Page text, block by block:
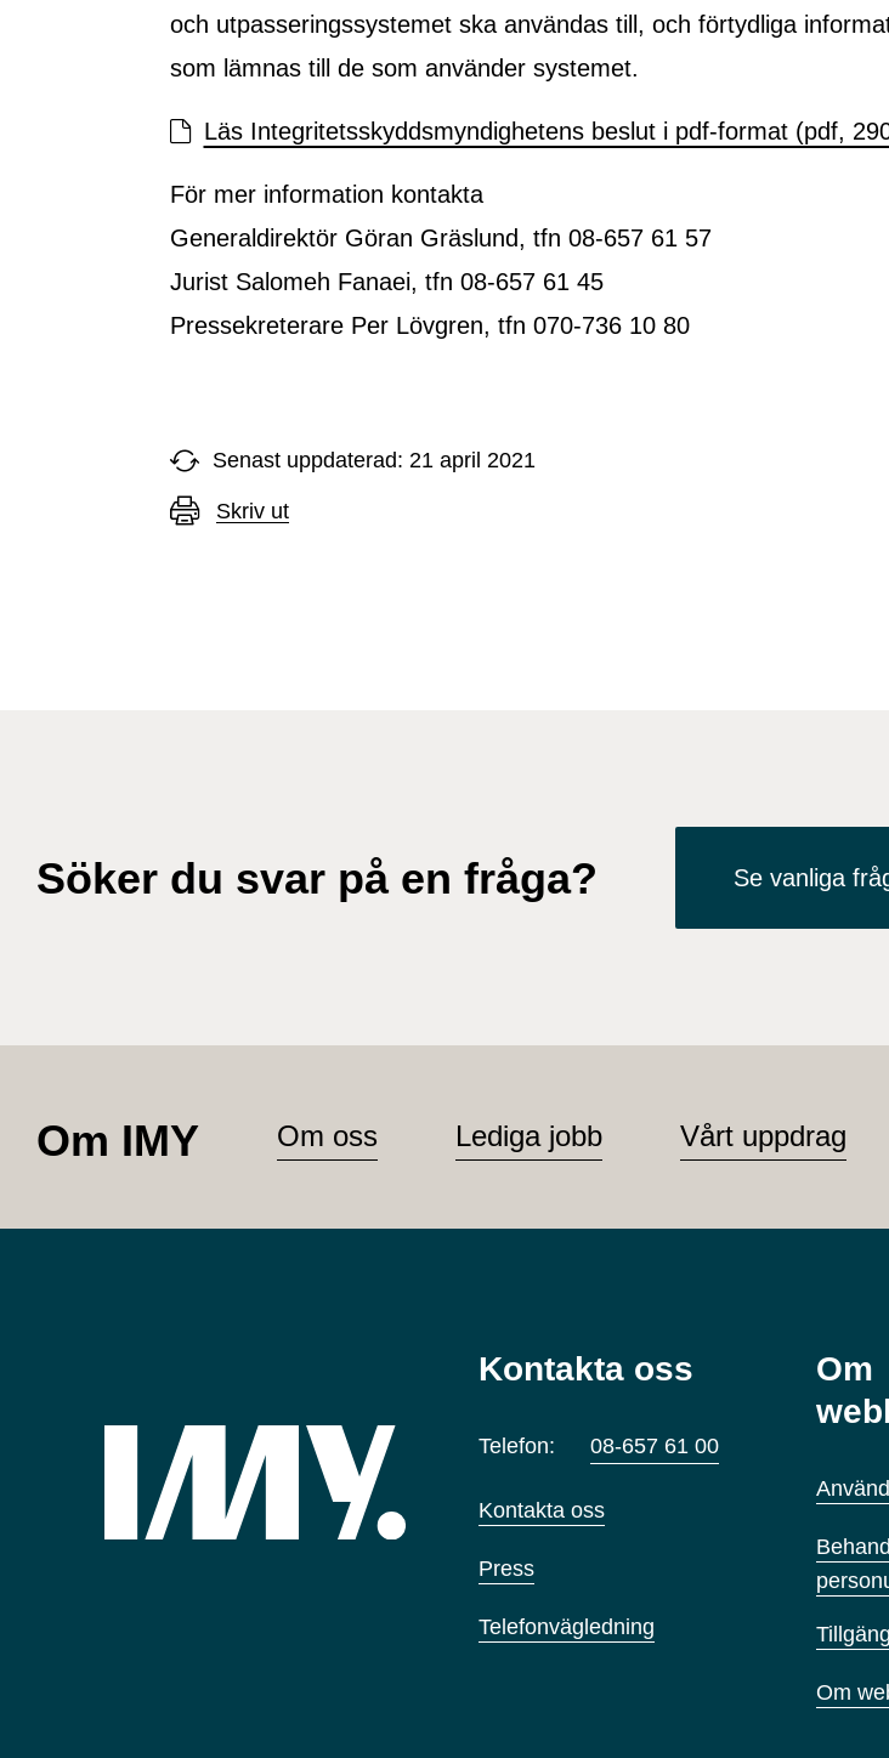
och utpasseringssystemet ska användas till, och förtydliga
som lämnas till de som använder systemet.
Läs Integritetsskyddsmyndighetens beslut i pdf-format (pdf,
För mer information kontakta
Generaldirektör Göran Gräslund, tfn 08-657 61 57
Jurist Salomeh Fanaei, tfn 08-657 61 45
Pressekreterare Per Lövgren, tfn 070-736 10 80
Senast uppdaterad: 21 april 2021
Skriv ut
Söker du svar på en fråga? Se vanliga
Om IMY Om oss Lediga jobb Vårt uppdrag
Kontakta oss
Telefon: 08-657 61 00
Kontakta oss
Press
Telefonvägledning
Om
Om